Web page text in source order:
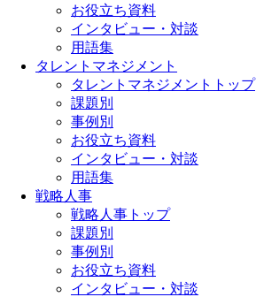
お役立ち資料
インタビュー・対談
用語集
タレントマネジメント
タレントマネジメントトップ
課題別
事例別
お役立ち資料
インタビュー・対談
用語集
戦略人事
戦略人事トップ
課題別
事例別
お役立ち資料
インタビュー・対談